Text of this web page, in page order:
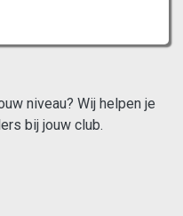
niveau? Wij helpen je
bij jouw club.